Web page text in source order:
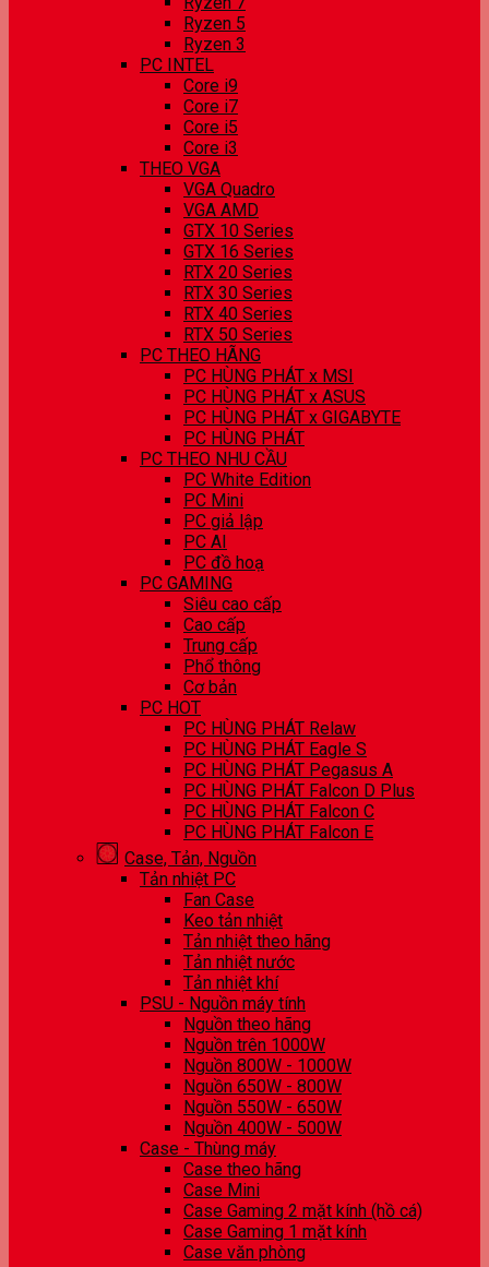
Ryzen 5
Ryzen 3
PC INTEL
Core i9
Core i7
Core i5
Core i3
THEO VGA
VGA Quadro
VGA AMD
GTX 10 Series
GTX 16 Series
RTX 20 Series
RTX 30 Series
RTX 40 Series
RTX 50 Series
PC THEO HÃNG
PC HÙNG PHÁT x MSI
PC HÙNG PHÁT x ASUS
PC HÙNG PHÁT x GIGABYTE
PC HÙNG PHÁT
PC THEO NHU CẦU
PC White Edition
PC Mini
PC giả lập
PC AI
PC đồ hoạ
PC GAMING
Siêu cao cấp
Cao cấp
Trung cấp
Phổ thông
Cơ bản
PC HOT
PC HÙNG PHÁT Relaw
PC HÙNG PHÁT Eagle S
PC HÙNG PHÁT Pegasus A
PC HÙNG PHÁT Falcon D Plus
PC HÙNG PHÁT Falcon C
PC HÙNG PHÁT Falcon E
Case, Tản, Nguồn
Tản nhiệt PC
Fan Case
Keo tản nhiệt
Tản nhiệt theo hãng
Tản nhiệt nước
Tản nhiệt khí
PSU - Nguồn máy tính
Nguồn theo hãng
Nguồn trên 1000W
Nguồn 800W - 1000W
Nguồn 650W - 800W
Nguồn 550W - 650W
Nguồn 400W - 500W
Case - Thùng máy
Case theo hãng
Case Mini
Case Gaming 2 mặt kính (hồ cá)
Case Gaming 1 mặt kính
Case văn phòng